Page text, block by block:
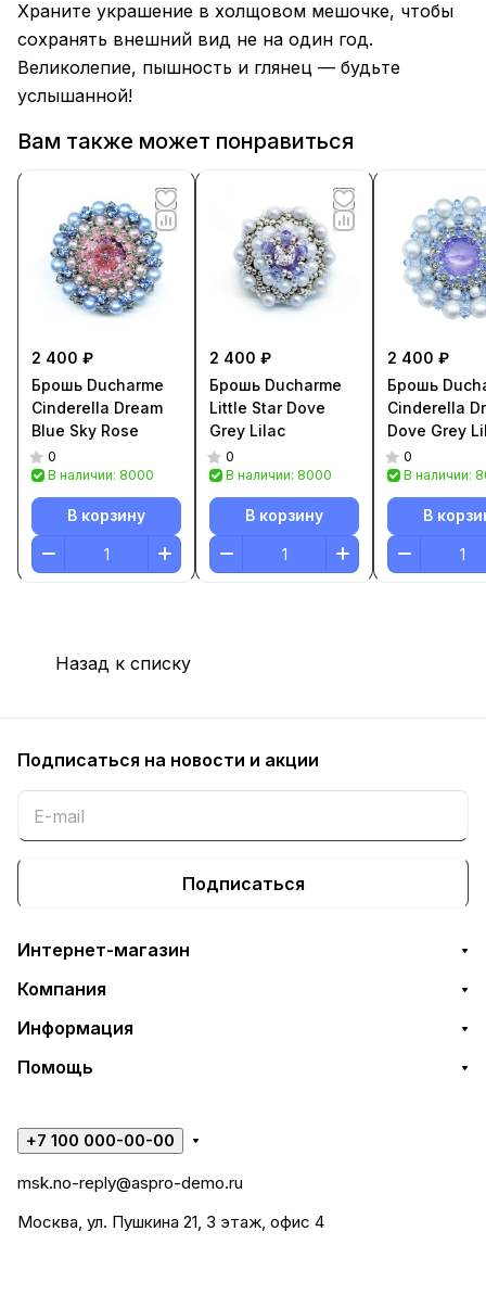
Храните украшение в холщовом мешочке, чтобы
сохранять внешний вид не на один год.
Великолепие, пышность и глянец — будьте
услышанной!
Вам также может понравиться
2 400 ₽
Брошь Ducharme
Cinderella Dream
Blue Sky Rose
0
В наличии: 8000
В корзину
2 400 ₽
Брошь Ducharme
Little Star Dove
Grey Lilac
0
В наличии: 8000
В корзину
2 400 ₽
Брошь
Cinderella
Dove Grey
0
В наличии:
В
Назад к списку
Подписаться на новости и акции
Подписаться
Интернет-магазин
Компания
Информация
Помощь
+7 100 000-00-00
msk.no-reply@aspro-demo.ru
Москва, ул. Пушкина 21, 3 этаж, офис 4